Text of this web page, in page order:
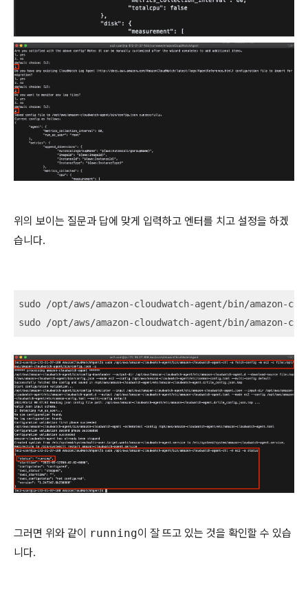
위의 보이는 질문과 답에 맞게 입력하고 엔터를 치고 설정을 하겠
습니다.
sudo /opt/aws/amazon-cloudwatch-agent/bin/amazon-
sudo /opt/aws/amazon-cloudwatch-agent/bin/amazon-
그러면 위와 같이 running이 잘 뜨고 있는 것을 확인할 수 있습
니다.